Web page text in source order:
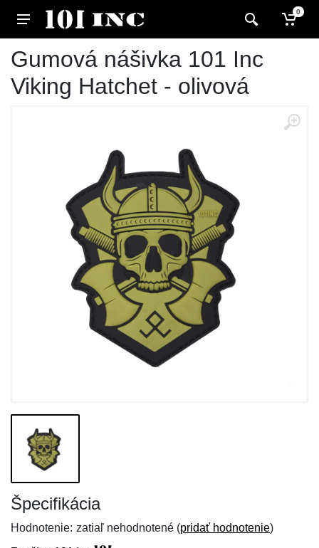
0
Gumová nášivka 101 Inc
Viking Hatchet - olivová
Špecifikácia
Hodnotenie: zatiaľ nehodnotené (pridať hodnotenie)